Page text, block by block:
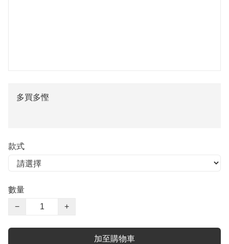
多買多慳
款式
數量
−
+
加至購物車